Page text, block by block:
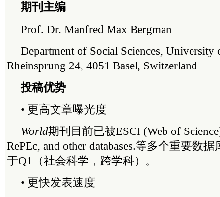
期刊主编
Prof. Dr. Manfred Max Bergman
Department of Social Sciences, University
Rheinsprung 24, 4051 Basel, Switzerland
投稿优势
• 更高文章曝光度
World期刊目前已被ESCI (Web of
RePEc, and other databases.等多个重要数
于Q1（社会科学，跨学科）。
• 更快发表速度